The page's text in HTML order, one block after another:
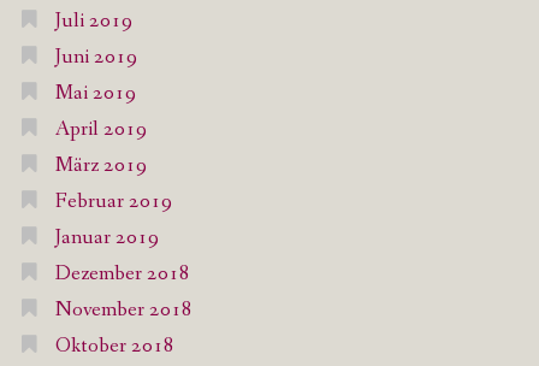
Juli 2019
Juni 2019
Mai 2019
April 2019
März 2019
Februar 2019
Januar 2019
Dezember 2018
November 2018
Oktober 2018